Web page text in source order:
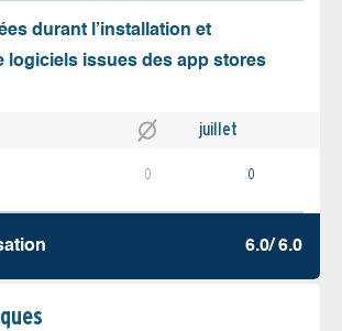
durant l’installation et
logiciels issues des app stores
juillet
0 0
6.0/ 6.0